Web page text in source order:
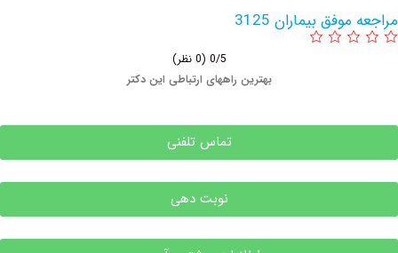
بیماران 3125
بهترین راههای ارتباطی این دکتر
تماس تلفنی
نوبت دهی